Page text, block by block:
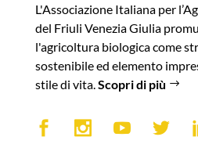
L'Associazione Italiana per
del Friuli Venezia Giulia
l'agricoltura biologica come
sostenibile ed elemento
stile di vita.Scopri di più